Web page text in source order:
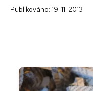
Publikováno: 19. 11. 2013